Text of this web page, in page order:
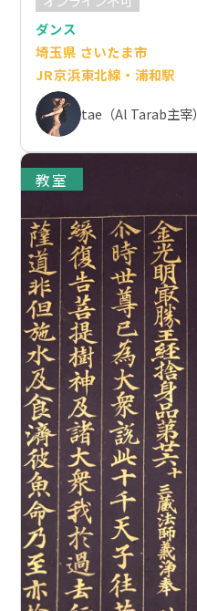
ダンス
埼玉県 さいたま市
JR京浜東北線・浦和駅
tae（Al Tarab主宰）
教室